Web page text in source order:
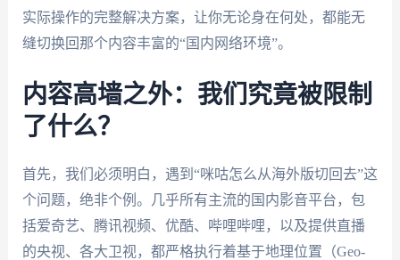
实际操作的完整解决方案，让你无论身在何处，都能无
缝切换回那个内容丰富的“国内网络环境”。
内容高墙之外：我们究竟被限制
了什么？
首先，我们必须明白，遇到“咪咕怎么从海外版切回去”这
个问题，绝非个例。几乎所有主流的国内影音平台，包
括爱奇艺、腾讯视频、优酷、哔哩哔哩，以及提供直播
的央视、各大卫视，都严格执行着基于地理位置（Geo-